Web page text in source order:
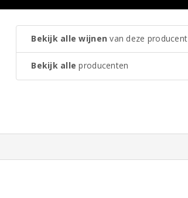
Bekijk alle wijnen van deze producent
Bekijk alle producenten